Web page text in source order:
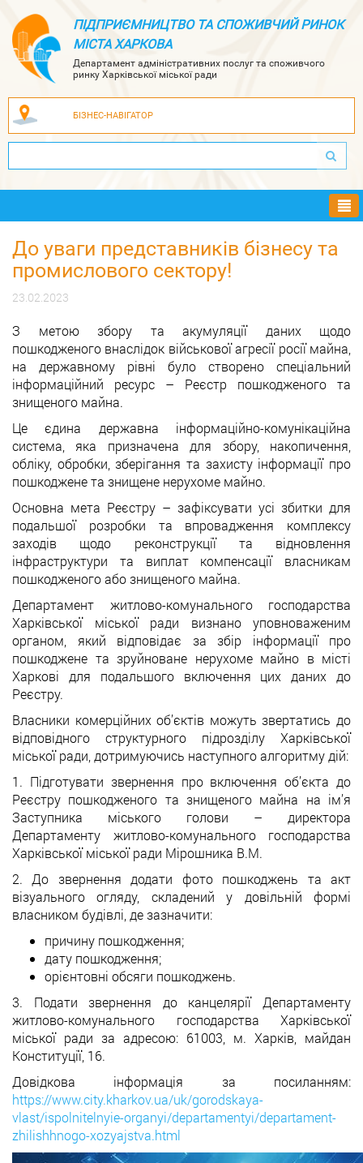
ПІДПРИЄМНИЦТВО ТА СПОЖИВЧИЙ РИНОК
МІСТА ХАРКОВА
Департамент адміністративних послуг та споживчого
ринку Харківської міської ради
БІЗНЕС-НАВІГАТОР
До уваги представників бізнесу та
промислового сектору!
23.02.2023
З метою збору та акумуляції даних щодо
пошкодженого внаслідок військової агресії росії майна,
на державному рівні було створено спеціальний
інформаційний ресурс – Реєстр пошкодженого та
знищеного майна.
Це єдина державна інформаційно-комунікаційна
система, яка призначена для збору, накопичення,
обліку, обробки, зберігання та захисту інформації про
пошкоджене та знищене нерухоме майно.
Основна мета Реєстру – зафіксувати усі збитки для
подальшої розробки та впровадження комплексу
заходів щодо реконструкції та відновлення
інфраструктури та виплат компенсації власникам
пошкодженого або знищеного майна.
Департамент житлово-комунального господарства
Харківської міської ради визнано уповноваженим
органом, який відповідає за збір інформації про
пошкоджене та зруйноване нерухоме майно в місті
Харкові для подальшого включення цих даних до
Реєстру.
Власники комерційних об’єктів можуть звертатись до
відповідного структурного підрозділу Харківської
міської ради, дотримуючись наступного алгоритму дій:
1. Підготувати звернення про включення об’єкта до
Реєстру пошкодженого та знищеного майна на ім’я
Заступника міського голови – директора
Департаменту житлово-комунального господарства
Харківської міської ради Мірошника В.М.
2. До звернення додати фото пошкоджень та акт
візуального огляду, складений у довільній формі
власником будівлі, де зазначити:
причину пошкодження;
дату пошкодження;
орієнтовні обсяги пошкоджень.
3. Подати звернення до канцелярії Департаменту
житлово-комунального господарства Харківської
міської ради за адресою: 61003, м. Харків, майдан
Конституції, 16.
Довідкова інформація за посиланням:
https://www.city.kharkov.ua/uk/gorodskaya-
vlast/ispolnitelnyie-organyi/departamentyi/departament-
zhilishhnogo-xozyajstva.html